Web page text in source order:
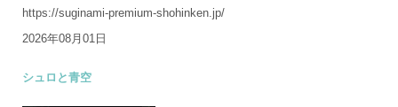
https://suginami-premium-shohinken.jp/
2026年08月01日
シュロと青空